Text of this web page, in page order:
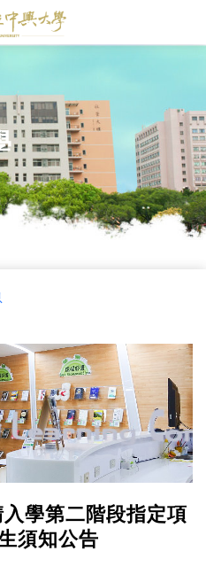
學第二階段指定項
須知公告